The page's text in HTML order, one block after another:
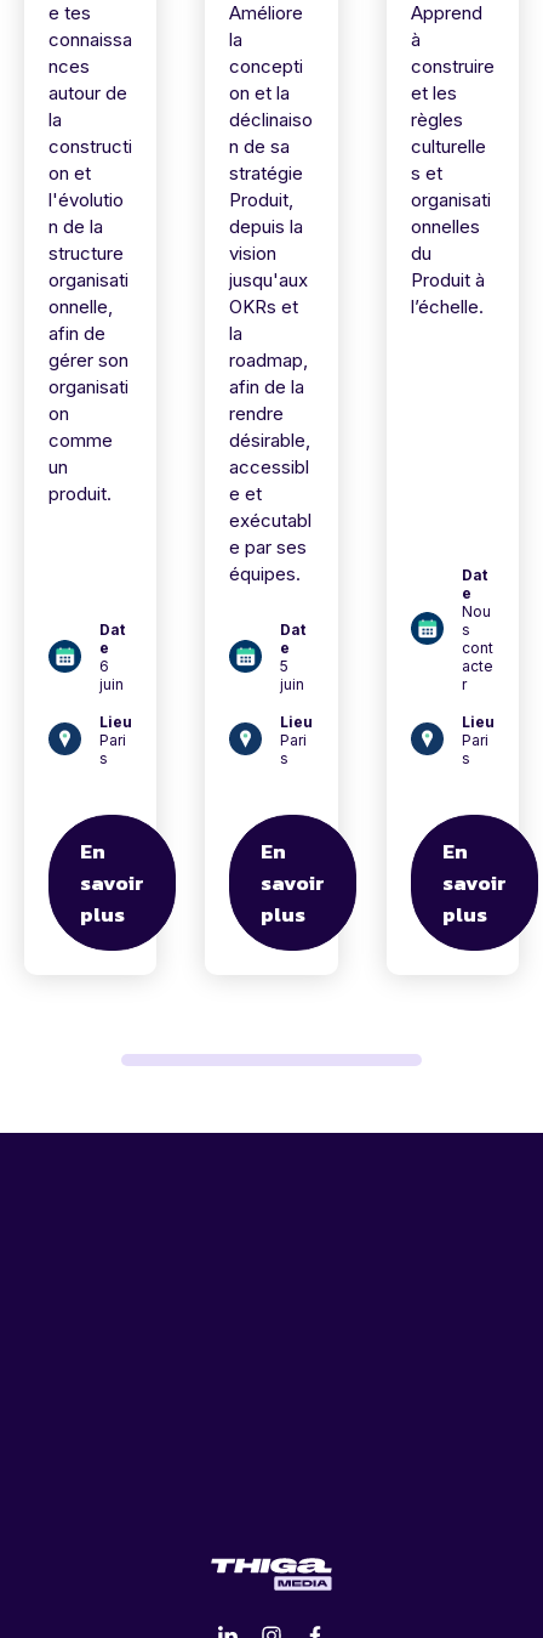
e tes
connaissa
nces
autour de
la
constructi
on et
l'évolutio
n de la
structure
organisati
onnelle,
afin de
gérer son
organisati
on
comme
un
produit.
Dat
e
6
juin
Lieu
Pari
s
En
savoir
plus
Améliore
la
concepti
on et la
déclinaiso
n de sa
stratégie
Produit,
depuis la
vision
jusqu'aux
OKRs et
la
roadmap,
afin de la
rendre
désirable,
accessibl
e et
exécutabl
e par ses
équipes.
Dat
e
5
juin
Lieu
Pari
s
En
savoir
plus
Apprend
à
construire
et les
règles
culturelle
s et
organisati
onnelles
du
Produit à
l’échelle.
Dat
e
Nou
s
cont
acte
r
Lieu
Pari
s
En
savoir
plus